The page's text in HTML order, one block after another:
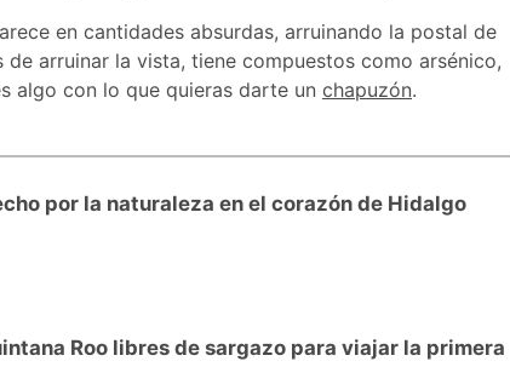
en cantidades absurdas, arruinando la postal de
arruinar la vista, tiene compuestos como arsénico,
algo con lo que quieras darte un chapuzón.
por la naturaleza en el corazón de Hidalgo
Roo libres de sargazo para viajar la primera